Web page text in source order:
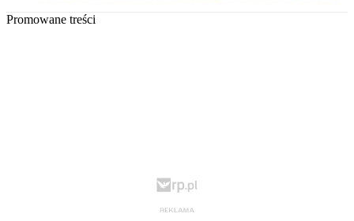
Promowane treści